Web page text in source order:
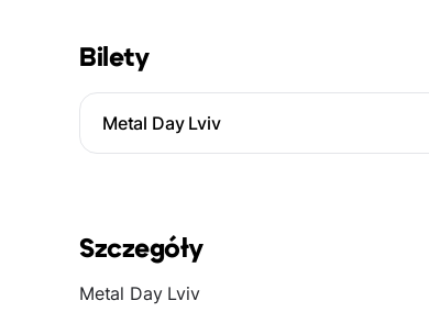
Bilety
Metal Day Lviv
Szczegóły
Metal Day Lviv